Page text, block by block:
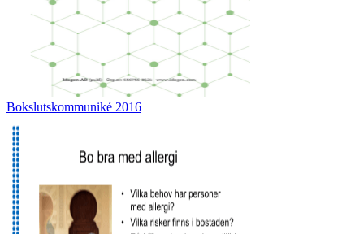
Bokslutskommuniké 2016